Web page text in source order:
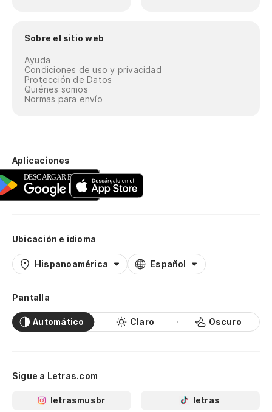
Sobre el sitio web
Ayuda
Condiciones de uso y privacidad
Protección de Datos
Quiénes somos
Normas para envío
Aplicaciones
Ubicación e idioma
Hispanoamérica Español
Pantalla
Automático Claro Oscuro
Sigue a Letras.com
letrasmusbr letras